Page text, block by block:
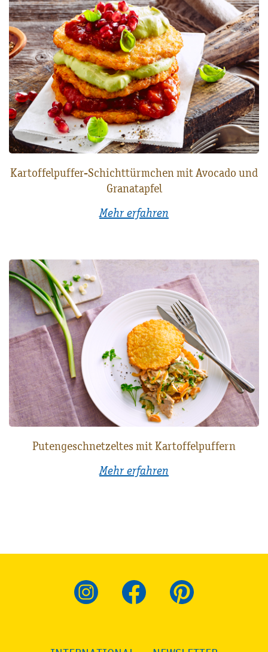
Kartoffelpuffer-Schichttürmchen mit Avocado und
Granatapfel
Mehr erfahren
Putengeschnetzeltes mit Kartoffelpuffern
Mehr erfahren